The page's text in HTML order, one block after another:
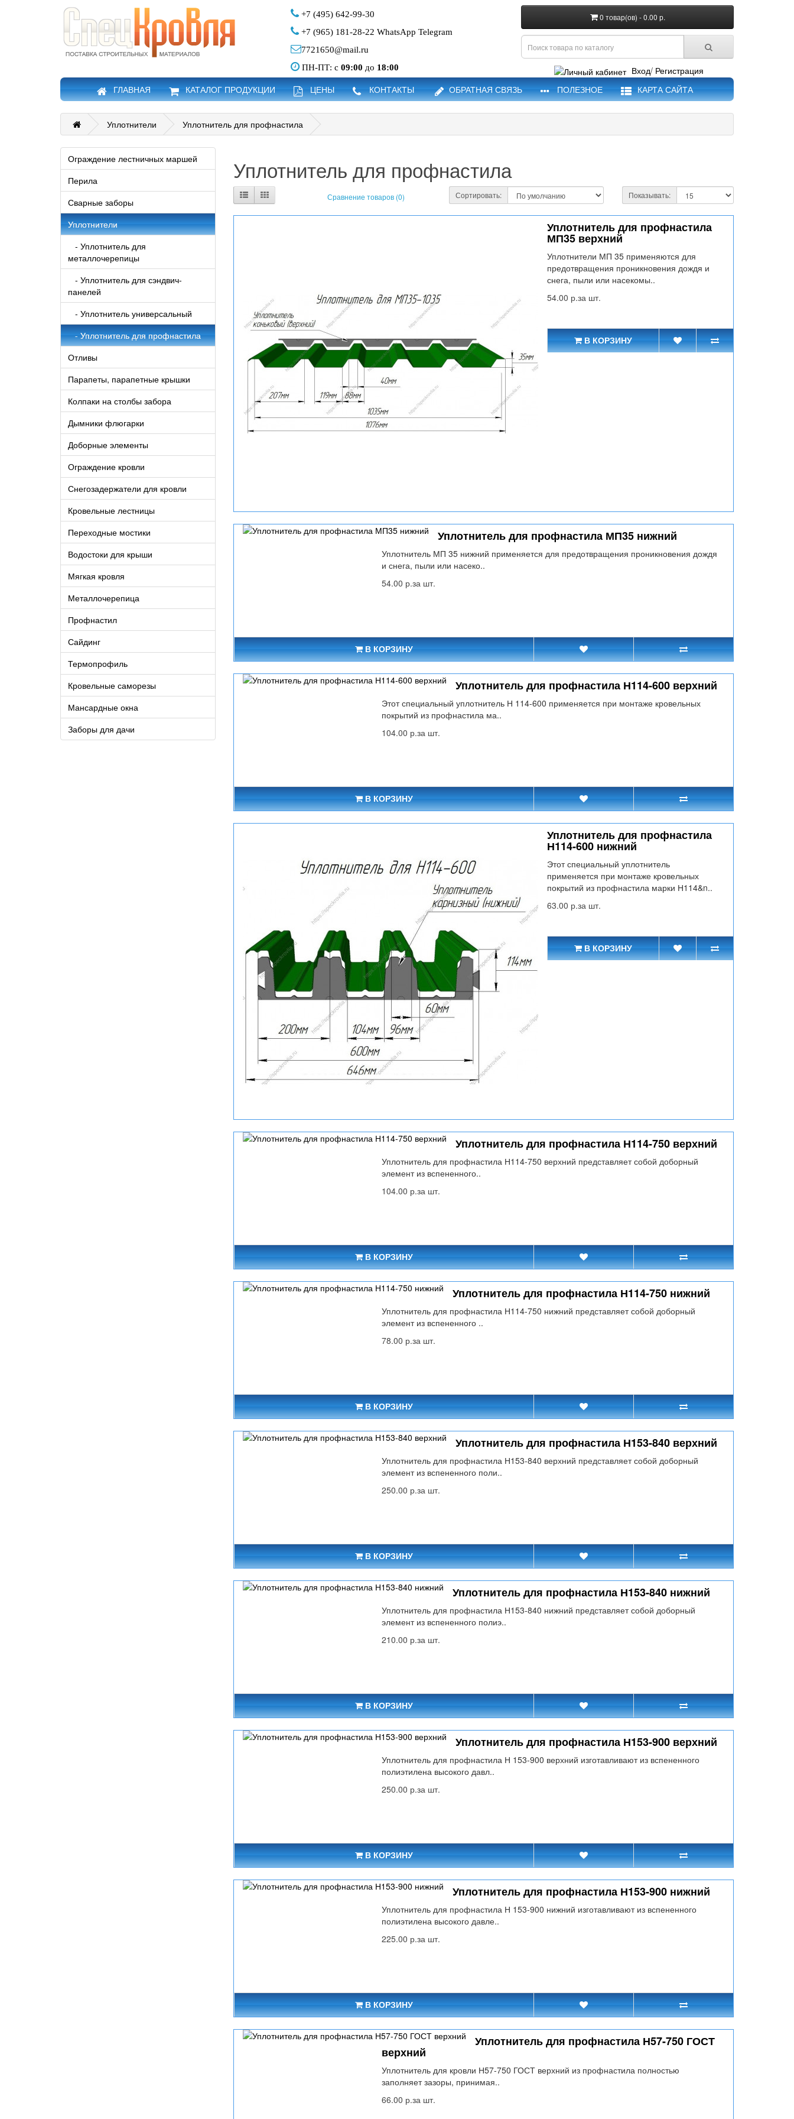
+7 (495) 642-99-30
+7 (965) 181-28-22 WhatsApp Telegram
7721650@mail.ru
ПН-ПТ: с 09:00 до 18:00
0 товар(ов) - 0.00 р.
Вход/ Регистрация
ГЛАВНАЯ
КАТАЛОГ ПРОДУКЦИИ ЦЕНЫ КОНТАКТЫ ОБРАТНАЯ СВЯЗЬ ПОЛЕЗНОЕ КАРТА САЙТА
Уплотнители Уплотнитель для профнастила
Ограждение лестничных маршей
Перила
Сварные заборы
Уплотнители
- Уплотнитель для
металлочерепицы
- Уплотнитель для сэндвич-
панелей
- Уплотнитель универсальный
- Уплотнитель для профнастила
Отливы
Парапеты, парапетные крышки
Колпаки на столбы забора
Дымники флюгарки
Доборные элементы
Ограждение кровли
Снегозадержатели для кровли
Кровельные лестницы
Переходные мостики
Водостоки для крыши
Мягкая кровля
Металлочерепица
Профнастил
Сайдинг
Термопрофиль
Кровельные саморезы
Мансардные окна
Заборы для дачи
Уплотнитель для профнастила
Сравнение товаров (0) Сортировать: Показывать:
Уплотнитель для профнастила
МП35 верхний
Уплотнители МП 35 применяются для
предотвращения проникновения дождя и
снега, пыли или насекомы..
54.00 р.за шт.
В КОРЗИНУ
Уплотнитель для профнастила МП35 нижний
Уплотнитель МП 35 нижний применяется для предотвращения проникновения дождя
и снега, пыли или насеко..
54.00 р.за шт.
В КОРЗИНУ
Уплотнитель для профнастила Н114-600 верхний
Этот специальный уплотнитель Н 114-600 применяется при монтаже кровельных
покрытий из профнастила ма..
104.00 р.за шт.
В КОРЗИНУ
Уплотнитель для профнастила
Н114-600 нижний
Этот специальный уплотнитель
применяется при монтаже кровельных
покрытий из профнастила марки Н114&n..
63.00 р.за шт.
В КОРЗИНУ
Уплотнитель для профнастила Н114-750 верхний
Уплотнитель для профнастила Н114-750 верхний представляет собой доборный
элемент из вспененного..
104.00 р.за шт.
В КОРЗИНУ
Уплотнитель для профнастила Н114-750 нижний
Уплотнитель для профнастила Н114-750 нижний представляет собой доборный
элемент из вспененного ..
78.00 р.за шт.
В КОРЗИНУ
Уплотнитель для профнастила Н153-840 верхний
Уплотнитель для профнастила Н153-840 верхний представляет собой доборный
элемент из вспененного поли..
250.00 р.за шт.
В КОРЗИНУ
Уплотнитель для профнастила Н153-840 нижний
Уплотнитель для профнастила Н153-840 нижний представляет собой доборный
элемент из вспененного полиэ..
210.00 р.за шт.
В КОРЗИНУ
Уплотнитель для профнастила Н153-900 верхний
Уплотнитель для профнастила Н 153-900 верхний изготавливают из вспененного
полиэтилена высокого давл..
250.00 р.за шт.
В КОРЗИНУ
Уплотнитель для профнастила Н153-900 нижний
Уплотнитель для профнастила Н 153-900 нижний изготавливают из вспененного
полиэтилена высокого давле..
225.00 р.за шт.
В КОРЗИНУ
Уплотнитель для профнастила Н57-750 ГОСТ
верхний
Уплотнитель для кровли Н57-750 ГОСТ верхний из профнастила полностью
заполняет зазоры, принимая..
66.00 р.за шт.